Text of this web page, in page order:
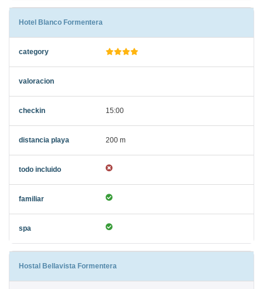
Hotel Blanco Formentera
15:00
200 m
Hostal Bellavista Formentera